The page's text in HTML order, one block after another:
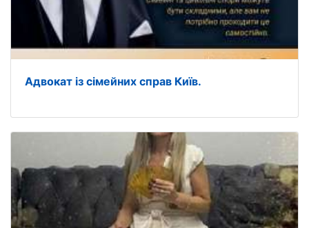
Адвокат із сімейних справ Київ.